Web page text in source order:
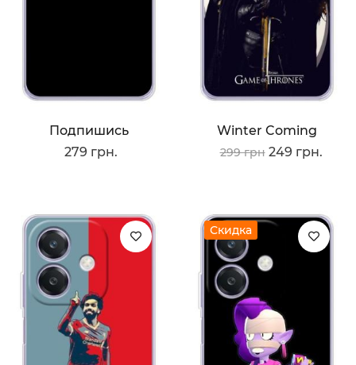
Подпишись
279 грн.
Winter Coming
299 грн 249 грн.
Скидка